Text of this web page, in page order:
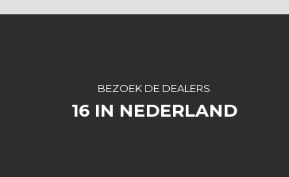
BEZOEK DE DEALERS
16 IN NEDERLAND